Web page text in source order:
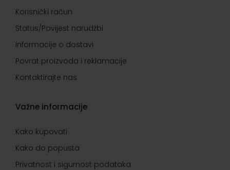
Korisnički račun
Status/Povijest narudžbi
Informacije o dostavi
Povrat proizvoda i reklamacije
Kontaktirajte nas
Važne informacije
Kako kupovati
Kako do popusta
Privatnost i sigurnost podataka